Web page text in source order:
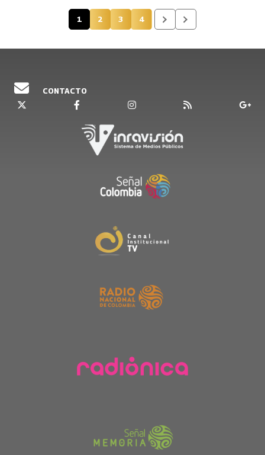
Página actual
1 Página
2 Página
3 Página
4
CONTACTO